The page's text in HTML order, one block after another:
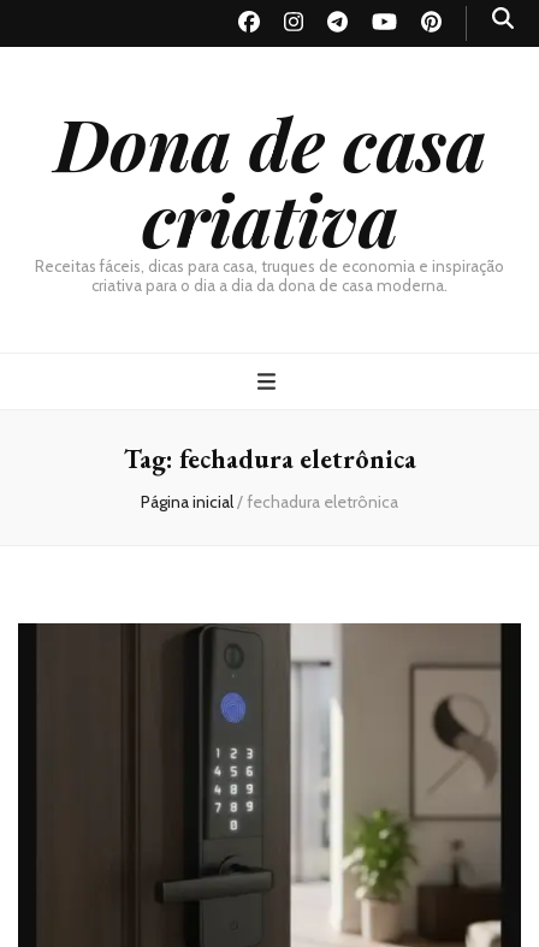
Dona de casa
criativa
Receitas fáceis, dicas para casa, truques de economia e inspiração
criativa para o dia a dia da dona de casa moderna.
Tag: fechadura eletrônica
Página inicial/fechadura eletrônica